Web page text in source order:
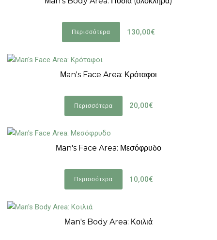
Περισσότερα 130,00€
Μan's Face Area: Κρόταφοι
Περισσότερα 20,00€
Μan's Face Area: Μεσόφρυδο
Περισσότερα 10,00€
Μan's Body Area: Κοιλιά